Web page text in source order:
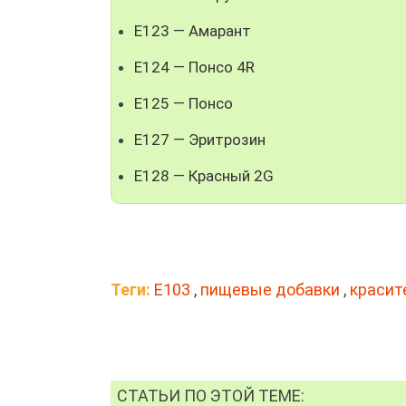
E123 — Амарант
E124 — Понсо 4R
E125 — Понсо
E127 — Эритрозин
E128 — Красный 2G
Теги: Е103 , пищевые добавки ,
СТАТЬИ ПО ЭТОЙ ТЕМЕ: